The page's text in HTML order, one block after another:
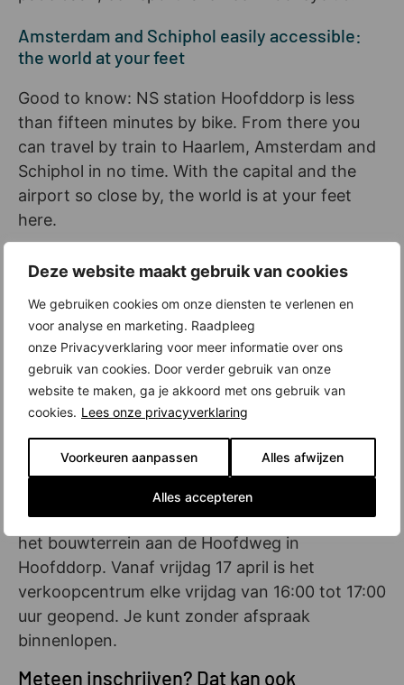
Deze website maakt gebruik van cookies
We gebruiken cookies om onze diensten te verlenen en
voor analyse en marketing. Raadpleeg
onze Privacyverklaring voor meer informatie over ons
gebruik van cookies. Door verder gebruik van onze
website te maken, ga je akkoord met ons gebruik van
cookies. Lees onze privacyverklaring
Voorkeuren aanpassen Alles afwijzen
Alles accepteren
Amsterdam and Schiphol easily accessible:
the world at your feet
Good to know: NS station Hoofddorp is less
than fifteen minutes by bike. From there you
can travel by train to Haarlem, Amsterdam and
Schiphol in no time. With the capital and the
airport so close by, the world is at your feet
here.
Interesse? Kom naar de opening van het
verkoopcentrum op 9 april!
Zie jij jezelf wel wonen in HONK? Kom dan
donderdag 9 april naar de opening van het
verkoopcentrum. Tussen 16:30 en 18:00 uur
krijg je informatie over de nog beschikbare
appartementen en kun je in gesprek met het
verkoopteam. Ook kun je een blik werpen op de
bouwplaats, al kun je die niet betreden. Meld je
wel even aan. Dat kan viathis page
projectsite. Het verkoopcentrum is te vinden op
het bouwterrein aan de Hoofdweg in
Hoofddorp. Vanaf vrijdag 17 april is het
verkoopcentrum elke vrijdag van 16:00 tot 17:00
uur geopend. Je kunt zonder afspraak
binnenlopen.
Meteen inschrijven? Dat kan ook